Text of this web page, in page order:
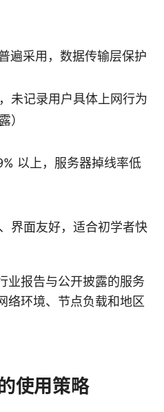
遍采用，数据传输层保护
未记录用户具体上网行为
）
以上，服务器掉线率低
界面友好，适合初学者快
业报告与公开披露的服务
络环境、节点负载和地区
使用策略